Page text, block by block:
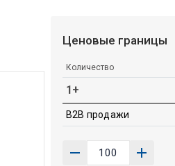
Ценовые границы
Количество
1+
B2B продажи